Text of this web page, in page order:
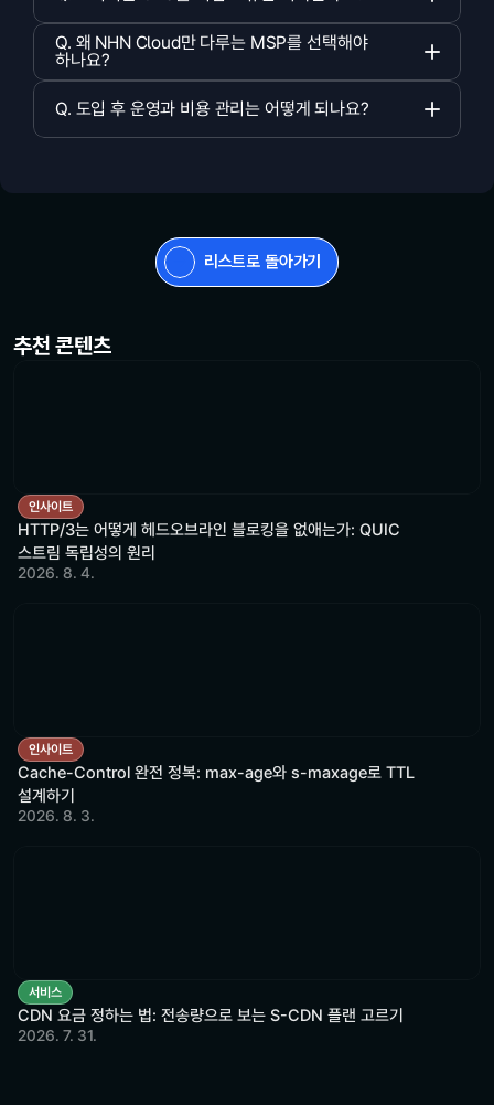
Q. 왜 NHN Cloud만 다루는 MSP를 선택해야
하나요?
Q. 도입 후 운영과 비용 관리는 어떻게 되나요?
리스트로 돌아가기
추천 콘텐츠
인사이트
HTTP/3는 어떻게 헤드오브라인 블로킹을 없애는가: QUIC
스트림 독립성의 원리
2026. 8. 4.
인사이트
Cache-Control 완전 정복: max-age와 s-maxage로 TTL
설계하기
2026. 8. 3.
서비스
CDN 요금 정하는 법: 전송량으로 보는 S-CDN 플랜 고르기
2026. 7. 31.